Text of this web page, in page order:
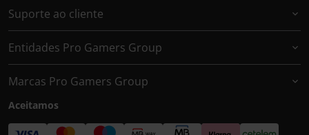
Suporte ao cliente
Entidades Pro Gamers Group
Marcas Pro Gamers Group
Aceitamos